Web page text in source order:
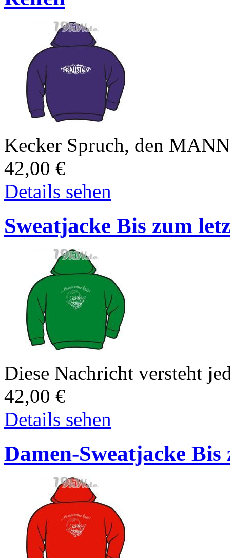
Kecker Spruch, den
42,00 €
Details sehen
Sweatjacke Bis zum
Diese Nachricht versteht
42,00 €
Details sehen
Damen-Sweatjacke